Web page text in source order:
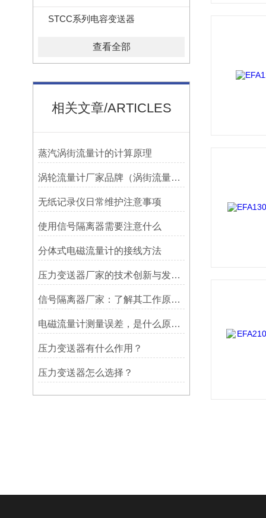
STCC系列电容变送器
查看全部
相关文章/ARTICLES
蒸汽涡街流量计的计算原理
涡轮流量计厂家品牌（涡街流量计厂家哪个好）
无纸记录仪日常维护注意事项
使用信号隔离器需要注意什么
分体式电磁流量计的接线方法
压力变送器厂家的技术创新与发展趋势
信号隔离器厂家：了解其工作原理，挑选适合的型号
电磁流量计测量误差，是什么原因造成?
压力变送器有什么作用？
压力变送器怎么选择？